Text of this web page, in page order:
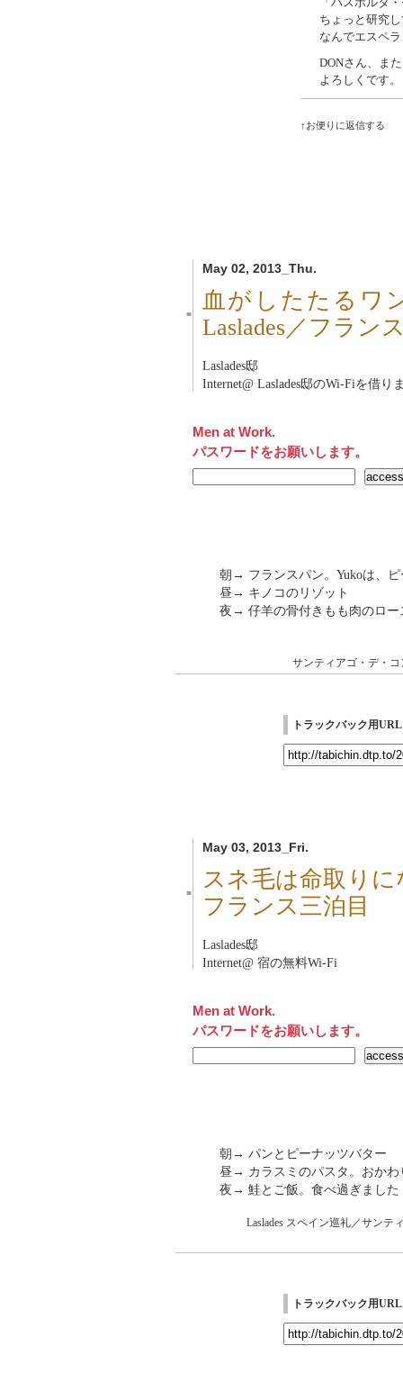
「パスポルタ
ちょっと研究
なんでエスペ
DONさん、ま
よろしくです。
↑お便りに返信する
May 02, 2013_Thu.
■
血がしたたるワ
Laslades／フラン
Laslades邸
Internet@ Laslades邸のWi-Fiを借り
Men at Work.
パスワードをお願いします。
朝→ フランスパン。Yukoは、
昼→ キノコのリゾット
夜→ 仔羊の骨付きもも肉のロー
サンティアゴ・デ・
トラックバック用URL
May 03, 2013_Fri.
■
スネ毛は命取りに
フランス三泊目
Laslades邸
Internet@ 宿の無料Wi-Fi
Men at Work.
パスワードをお願いします。
朝→ パンとピーナッツバター
昼→ カラスミのパスタ。おかわ
夜→ 鮭とご飯。食べ過ぎました
Laslades スペイン巡礼／サンテ
トラックバック用URL